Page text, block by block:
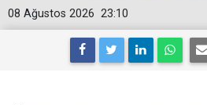
23:10
08 Ağustos 2026